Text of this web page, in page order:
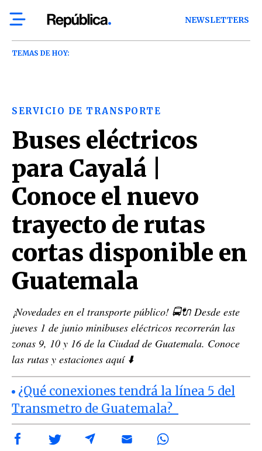
NEWSLETTERS
TEMAS DE HOY:
SERVICIO DE TRANSPORTE
Buses eléctricos
para Cayalá |
Conoce el nuevo
trayecto de rutas
cortas disponible en
Guatemala
¡Novedades en el transporte público! 🚍🔌 Desde este
jueves 1 de junio minibuses eléctricos recorrerán las
zonas 9, 10 y 16 de la Ciudad de Guatemala. Conoce
las rutas y estaciones aquí ⬇️
¿Qué conexiones tendrá la línea 5 del
Transmetro de Guatemala?